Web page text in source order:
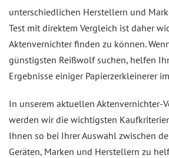
unterschiedlichen Herstellern und
Test mit direktem Vergleich ist daher
Aktenvernichter finden zu können.
günstigsten Reißwolf suchen, helfen
Ergebnisse einiger Papierzerkleinerer
In unserem aktuellen Aktenvernichter-
werden wir die wichtigsten
Ihnen so bei Ihrer Auswahl zwischen
Geräten, Marken und Herstellern zu